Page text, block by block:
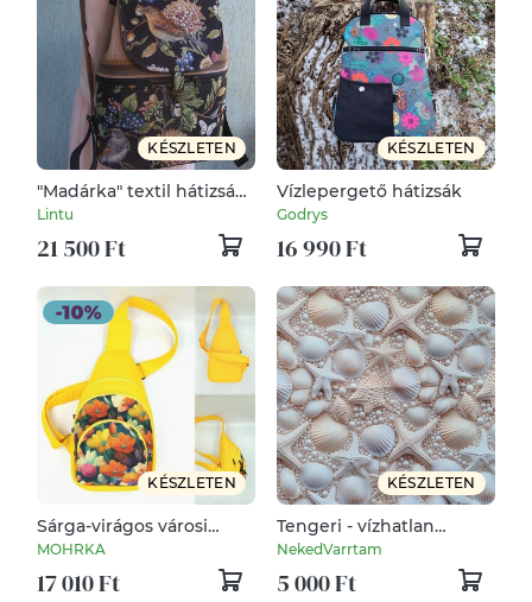
KÉSZLETEN
"Madárka" textil hátizsák
gobelin jellegű
Lintu
21 500 Ft
KÉSZLETEN
Vízlepergető hátizsák
Godrys
16 990 Ft
KÉSZLETEN
Sárga-virágos városi
hátizsák vízlepergetõ
MOHRKA
17 010 Ft
KÉSZLETEN
Tengeri - vízhatlan
gyöngyvászon
NekedVarrtam
5 000 Ft